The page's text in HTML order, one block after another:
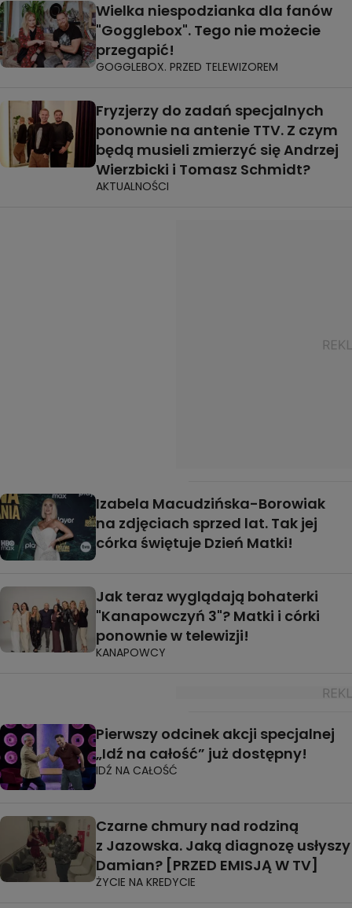
Wielka niespodzianka dla fanów
"Gogglebox". Tego nie możecie
przegapić!
GOGGLEBOX. PRZED TELEWIZOREM
Fryzjerzy do zadań specjalnych
ponownie na antenie TTV. Z czym
będą musieli zmierzyć się Andrzej
Wierzbicki i Tomasz Schmidt?
AKTUALNOŚCI
Izabela Macudzińska-Borowiak
na zdjęciach sprzed lat. Tak jej
córka świętuje Dzień Matki!
Jak teraz wyglądają bohaterki
"Kanapowczyń 3"? Matki i córki
ponownie w telewizji!
KANAPOWCY
Pierwszy odcinek akcji specjalnej
„Idź na całość” już dostępny!
IDŹ NA CAŁOŚĆ
Czarne chmury nad rodziną
z Jazowska. Jaką diagnozę usłyszy
Damian? [PRZED EMISJĄ W TV]
ŻYCIE NA KREDYCIE